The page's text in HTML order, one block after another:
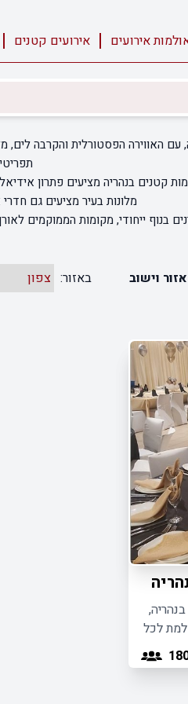
אירועים אירועים קטנים
עם האווירה הפסטורלית והקרבה לים,
קטנים בנהריה מציעים פתרון
מלונות בעיר מציעים גם
בנוף ייחודי, מקומות הממוקמים
וישוב באזור:
לכל
ובר